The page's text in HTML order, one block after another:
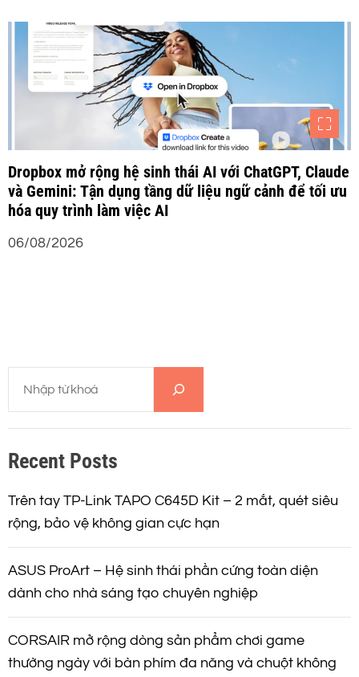
Dropbox mở rộng hệ sinh thái AI với ChatGPT, Claude
và Gemini: Tận dụng tầng dữ liệu ngữ cảnh để tối ưu
hóa quy trình làm việc AI
06/08/2026
m
i
m
Recent Posts
Trên tay TP-Link TAPO C645D Kit – 2 mắt, quét siêu
rộng, bảo vệ không gian cực hạn
ASUS ProArt – Hệ sinh thái phần cứng toàn diện
dành cho nhà sáng tạo chuyên nghiệp
CORSAIR mở rộng dòng sản phẩm chơi game
thường ngày với bàn phím đa năng và chuột không